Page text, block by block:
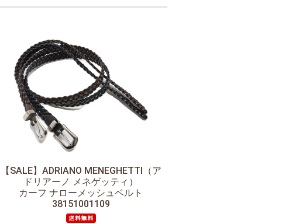
【SALE】 ADRIANO MENEGHETTI（ア
ドリアーノ メネゲッティ）
カーフ ナローメッシュベルト
38151001109